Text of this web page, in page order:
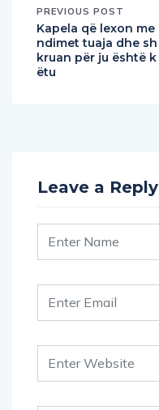
PREVIOUS POST
Kapela që lexon me
ndimet tuaja dhe sh
kruan për ju është k
ëtu
Leave a Reply